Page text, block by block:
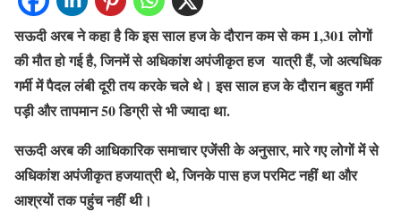
सऊदी अरब ने कहा है कि इस साल हज के दौरान कम से कम1,301लोगों
की मौत हो गई है,जिनमें से अधिकांश अपंजीकृत हज यात्री हैं,जो अत्यधिक
गर्मी में पैदल लंबी दूरी तय करके चले थे। इस साल हज के दौरान बहुत गर्मी
पड़ी और तापमान50डिग्री से भी ज्यादा था.
सऊदी अरब की आधिकारिक समाचार एजेंसी के अनुसार,मारे गए लोगों में से
अधिकांश अपंजीकृत हजयात्री थे,जिनके पास हज परमिट नहीं था और
आश्रयों तक पहुंच नहीं थी।